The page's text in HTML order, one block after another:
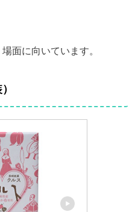
面に向いています。